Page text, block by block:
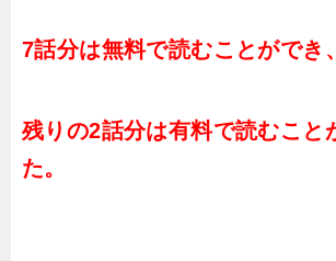
7話分は無料で読むことができ、
残りの2話分は有料で読むこと
た。